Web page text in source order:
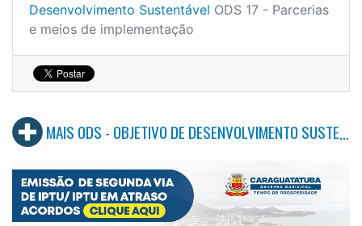
Desenvolvimento Sustentável ODS 17 - Parcerias
e meios de implementação
MAIS ODS - OBJETIVO DE DESENVOLVIMENTO SUSTENTÁVEL